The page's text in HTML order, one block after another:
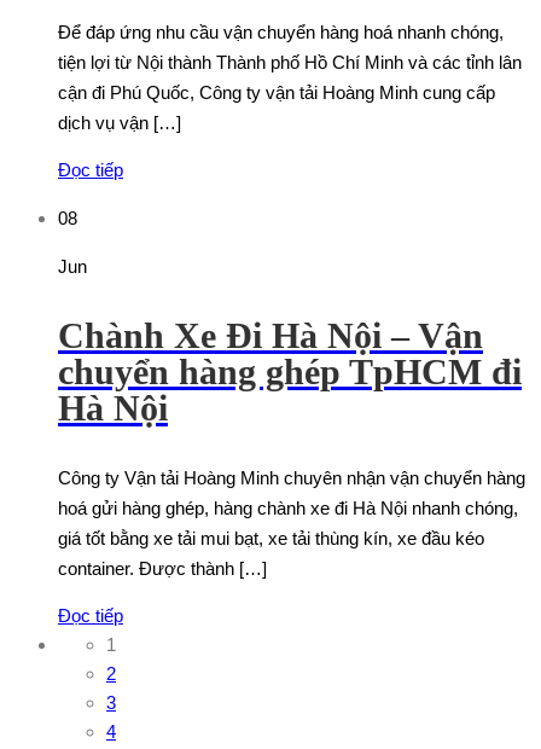
Để đáp ứng nhu cầu vận chuyển hàng hoá nhanh chóng,
tiện lợi từ Nội thành Thành phố Hồ Chí Minh và các tỉnh lân
cận đi Phú Quốc, Công ty vận tải Hoàng Minh cung cấp
dịch vụ vận […]
Đọc tiếp
08
Jun
Chành Xe Đi Hà Nội – Vận
chuyển hàng ghép TpHCM đi
Hà Nội
Công ty Vận tải Hoàng Minh chuyên nhận vận chuyển hàng
hoá gửi hàng ghép, hàng chành xe đi Hà Nội nhanh chóng,
giá tốt bằng xe tải mui bạt, xe tải thùng kín, xe đầu kéo
container. Được thành […]
Đọc tiếp
1
2
3
4